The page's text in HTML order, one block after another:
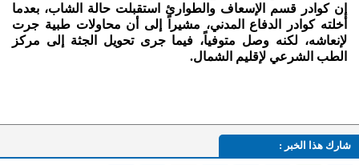
إن كوادر قسم الإسعاف والطوارئ استقبلت حالة الشاب، بعدما
أخلته كوادر الدفاع المدني، مشيراً إلى أن محاولات طبية جرت
لإنعاشه، لكنه وصل متوفياً، فيما جرى تحويل الجثة إلى مركز
الطب الشرعي لإقليم الشمال.
شارك هذا الخبر :